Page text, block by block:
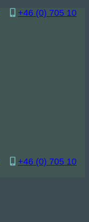
+46 (0) 705 10
+46 (0) 705 10